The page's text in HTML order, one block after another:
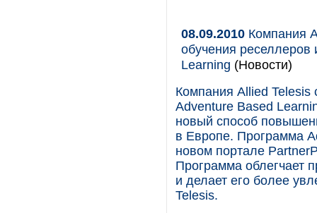
08.09.2010 Компания
обучения реселлеров
Learning (Новости)
Компания Allied Telesis
Adventure Based
новый способ
в Европе. Программа
новом портале
Программа облегчает
и делает его более
Telesis.